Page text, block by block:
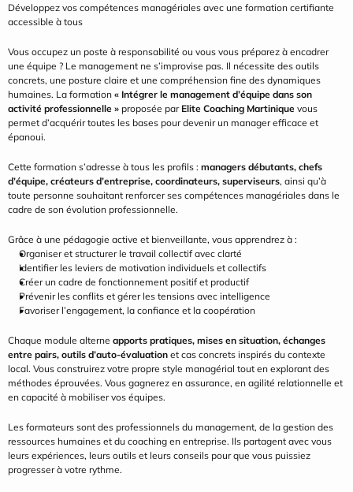
Développez vos compétences managériales avec une formation certifiante
accessible à tous
Vous occupez un poste à responsabilité ou vous vous préparez à encadrer
une équipe ? Le management ne s’improvise pas. Il nécessite des outils
concrets, une posture claire et une compréhension fine des dynamiques
humaines. La formation « Intégrer le management d’équipe dans son
activité professionnelle » proposée par Elite Coaching Martinique vous
permet d’acquérir toutes les bases pour devenir un manager efficace et
épanoui.
Cette formation s’adresse à tous les profils : managers débutants, chefs
d’équipe, créateurs d’entreprise, coordinateurs, superviseurs, ainsi qu’à
toute personne souhaitant renforcer ses compétences managériales dans le
cadre de son évolution professionnelle.
Grâce à une pédagogie active et bienveillante, vous apprendrez à :
Organiser et structurer le travail collectif avec clarté
Identifier les leviers de motivation individuels et collectifs
Créer un cadre de fonctionnement positif et productif
Prévenir les conflits et gérer les tensions avec intelligence
Favoriser l’engagement, la confiance et la coopération
Chaque module alterne apports pratiques, mises en situation, échanges
entre pairs, outils d’auto-évaluation et cas concrets inspirés du contexte
local. Vous construirez votre propre style managérial tout en explorant des
méthodes éprouvées. Vous gagnerez en assurance, en agilité relationnelle et
en capacité à mobiliser vos équipes.
Les formateurs sont des professionnels du management, de la gestion des
ressources humaines et du coaching en entreprise. Ils partagent avec vous
leurs expériences, leurs outils et leurs conseils pour que vous puissiez
progresser à votre rythme.